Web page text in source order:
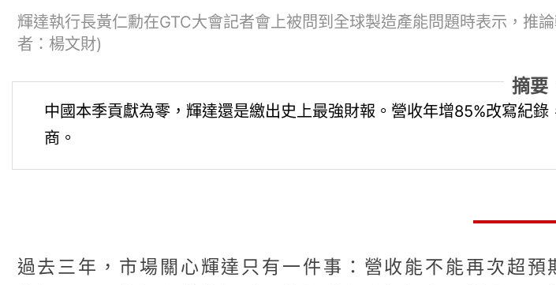
輝達執行長黃仁勳在GTC大會記者會上被問到全球製造產能問題時表示，
者：楊文財)
摘要
中國本季貢獻為零，輝達還是繳出史上最強財報。營收年增85%改寫紀
商。
過去三年，市場關心輝達只有一件事：營收能不能再次超